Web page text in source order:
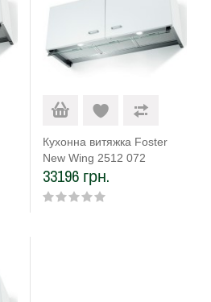
Кухонна витяжка Foster
New Wing 2512 072
33196 грн.